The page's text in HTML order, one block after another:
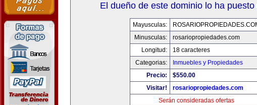
El dueño de este dominio lo ha puesto
Mayusculas:
Minusculas:
rosariopropiedades.com
Longitud:
18 caracteres
Categorias:
Inmuebles y Propiedades
Precio:
$550.00
Visitar!
rosariopropiedades.com
Serán consideradas ofertas